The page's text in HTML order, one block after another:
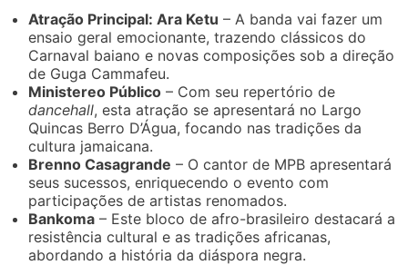
Atração Principal: Ara Ketu – A banda vai fazer um
ensaio geral emocionante, trazendo clássicos do
Carnaval baiano e novas composições sob a direção
de Guga Cammafeu.
Ministereo Público – Com seu repertório de
dancehall, esta atração se apresentará no Largo
Quincas Berro D’Água, focando nas tradições da
cultura jamaicana.
Brenno Casagrande – O cantor de MPB apresentará
seus sucessos, enriquecendo o evento com
participações de artistas renomados.
Bankoma – Este bloco de afro-brasileiro destacará a
resistência cultural e as tradições africanas,
abordando a história da diáspora negra.